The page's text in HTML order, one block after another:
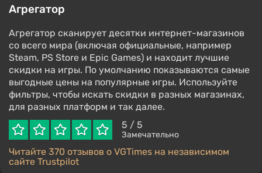
Агрегатор
Агрегатор сканирует десятки интернет-магазинов
со всего мира (включая официальные, например
Steam, PS Store и Epic Games) и находит лучшие
скидки на игры. По умолчанию показываются самые
выгодные цены на популярные игры. Используйте
фильтры, чтобы искать скидки в разных магазинах,
для разных платформ и так далее.
5 / 5
Замечательно
Читайте 370 отзывов о VGTimes на независимом
сайте Trustpilot